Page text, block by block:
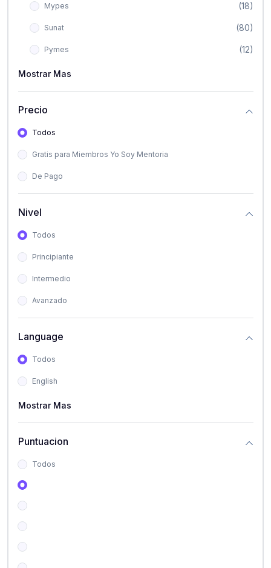
Mypes (18)
Sunat (80)
Pymes (12)
Mostrar Mas
Precio
Todos
Gratis para Miembros Yo Soy Mentoria
De Pago
Nivel
Todos
Principiante
Intermedio
Avanzado
Language
Todos
English
Mostrar Mas
Puntuacion
Todos